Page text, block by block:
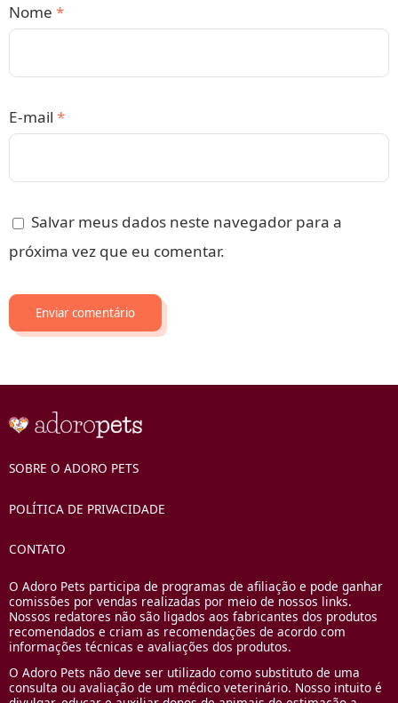
Nome *
E-mail *
Salvar meus dados neste navegador para a
próxima vez que eu comentar.
SOBRE O ADORO PETS
POLÍTICA DE PRIVACIDADE
CONTATO
O Adoro Pets participa de programas de afiliação e pode ganhar
comissões por vendas realizadas por meio de nossos links.
Nossos redatores não são ligados aos fabricantes dos produtos
recomendados e criam as recomendações de acordo com
informações técnicas e avaliações dos produtos.
O Adoro Pets não deve ser utilizado como substituto de uma
consulta ou avaliação de um médico veterinário. Nosso intuito é